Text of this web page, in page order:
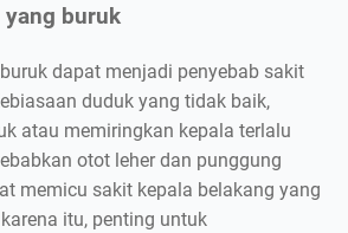
buruk
dapat menjadi penyebab sakit
duduk yang tidak baik,
atau memiringkan kepala terlalu
otot leher dan punggung
memicu sakit kepala belakang yang
itu, penting untuk